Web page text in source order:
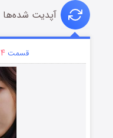
آپدیت شده‌ها
قسمت۴ (زیرنویس)